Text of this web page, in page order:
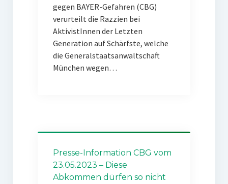
gegen BAYER-Gefahren (CBG)
verurteilt die Razzien bei
AktivistInnen der Letzten
Generation auf Schärfste, welche
die Generalstaatsanwaltschaft
München wegen…
Presse-Information CBG vom
23.05.2023 – Diese
Abkommen dürfen so nicht